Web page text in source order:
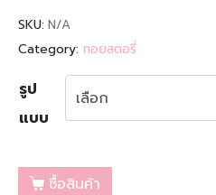
SKU: N/A
Category: ทอยสตอรี่
รูป
แบบ
ซื้อสินค้า